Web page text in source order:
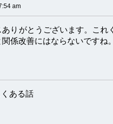
am
ありがとうございます。これ
係改善にはならないですね。
ある話